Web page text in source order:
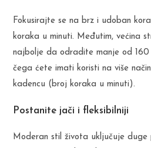
Fokusirajte se na brz i udoban
koraka u minuti. Međutim, većina
najbolje da odradite manje od
čega ćete imati koristi na više
kadencu (broj koraka u minuti).
Postanite jači i fleksibilniji
Moderan stil života uključuje duge